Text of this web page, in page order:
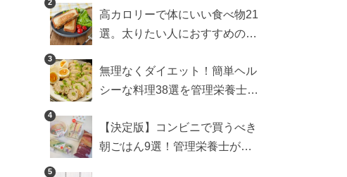
2
高カロリーで体にいい食べ物21
選。太りたい人におすすめのレ
3
無理なくダイエット！簡単ヘル
シーな料理38選を管理栄養士が
4
【決定版】コンビニで買うべき
朝ごはん9選！管理栄養士がロ
5